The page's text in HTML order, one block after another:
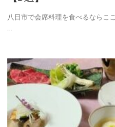
八日市で会席料理を食べるならこ
…